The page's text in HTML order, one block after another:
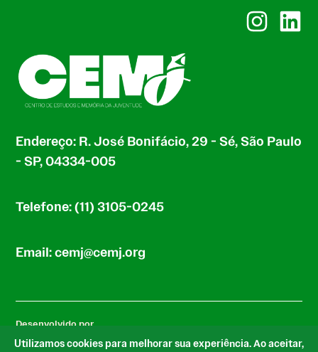
Instagram
Endereço: R. José Bonifácio, 29 - Sé, São Paulo
- SP, 04334-005
Telefone: (11) 3105-0245
Email: cemj@cemj.org
Desenvolvido por
Utilizamos cookies para melhorar sua experiência. Ao aceitar,